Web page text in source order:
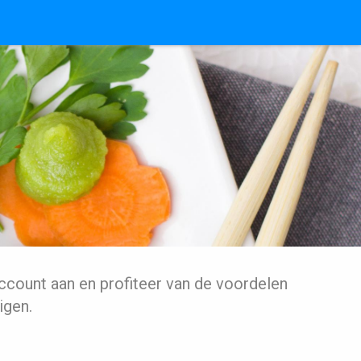
aan en profiteer van de voordelen